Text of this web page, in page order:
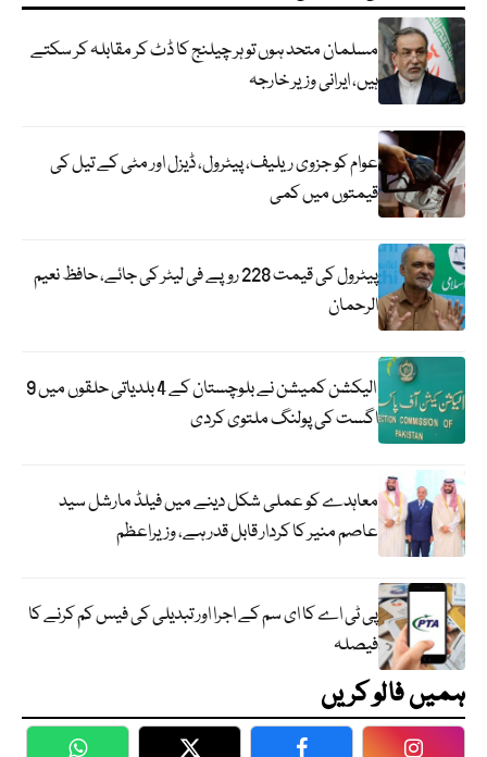
مسلمان متحد ہوں تو ہر چیلنج کا ڈٹ کر مقابلہ کر سکتے
ہیں، ایرانی وزیر خارجہ
عوام کو جزوی ریلیف، پیٹرول، ڈیزل اور مٹی کے تیل کی
قیمتوں میں کمی
پیٹرول کی قیمت 228 روپے فی لیٹر کی جائے، حافظ نعیم
الرحمان
الیکشن کمیشن نے بلوچستان کے 4 بلدیاتی حلقوں میں 9
اگست کی پولنگ ملتوی کردی
معاہدے کو عملی شکل دینے میں فیلڈ مارشل سید
عاصم منیر کا کردار قابل قدر ہے، وزیراعظم
پی ٹی اے کا ای سم کے اجرا اور تبدیلی کی فیس کم کرنے کا
فیصلہ
ہمیں فالو کریں